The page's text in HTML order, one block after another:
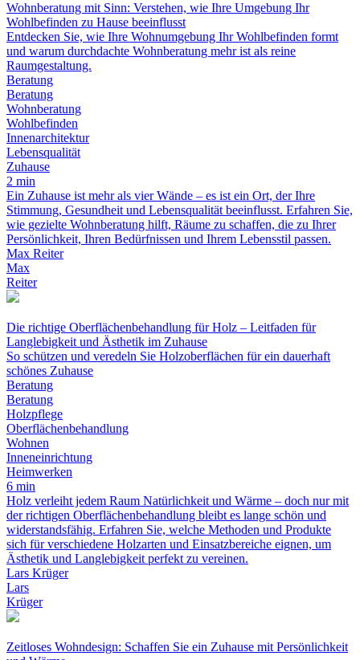
Wohnberatung mit Sinn: Verstehen, wie Ihre Umgebung Ihr
Wohlbefinden zu Hause beeinflusst
Entdecken Sie, wie Ihre Wohnumgebung Ihr Wohlbefinden formt
und warum durchdachte Wohnberatung mehr ist als reine
Raumgestaltung.
Beratung
Beratung
Wohnberatung
Wohlbefinden
Innenarchitektur
Lebensqualität
Zuhause
2 min
Ein Zuhause ist mehr als vier Wände – es ist ein Ort, der Ihre
Stimmung, Gesundheit und Lebensqualität beeinflusst. Erfahren Sie,
wie gezielte Wohnberatung hilft, Räume zu schaffen, die zu Ihrer
Persönlichkeit, Ihren Bedürfnissen und Ihrem Lebensstil passen.
Max Reiter
Max
Reiter
Die richtige Oberflächenbehandlung für Holz – Leitfaden für
Langlebigkeit und Ästhetik im Zuhause
So schützen und veredeln Sie Holzoberflächen für ein dauerhaft
schönes Zuhause
Beratung
Beratung
Holzpflege
Oberflächenbehandlung
Wohnen
Inneneinrichtung
Heimwerken
6 min
Holz verleiht jedem Raum Natürlichkeit und Wärme – doch nur mit
der richtigen Oberflächenbehandlung bleibt es lange schön und
widerstandsfähig. Erfahren Sie, welche Methoden und Produkte
sich für verschiedene Holzarten und Einsatzbereiche eignen, um
Ästhetik und Langlebigkeit perfekt zu vereinen.
Lars Krüger
Lars
Krüger
Zeitloses Wohndesign: Schaffen Sie ein Zuhause mit Persönlichkeit